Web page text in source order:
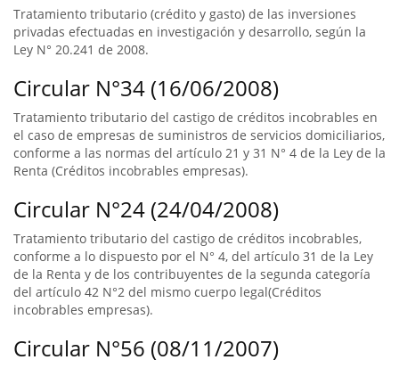
Tratamiento tributario (crédito y gasto) de las inversiones
privadas efectuadas en investigación y desarrollo, según la
Ley N° 20.241 de 2008.
Circular N°34 (16/06/2008)
Tratamiento tributario del castigo de créditos incobrables en
el caso de empresas de suministros de servicios domiciliarios,
conforme a las normas del artículo 21 y 31 N° 4 de la Ley de la
Renta (Créditos incobrables empresas).
Circular N°24 (24/04/2008)
Tratamiento tributario del castigo de créditos incobrables,
conforme a lo dispuesto por el N° 4, del artículo 31 de la Ley
de la Renta y de los contribuyentes de la segunda categoría
del artículo 42 N°2 del mismo cuerpo legal(Créditos
incobrables empresas).
Circular N°56 (08/11/2007)